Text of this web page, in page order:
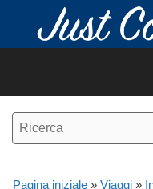
contenuto
Pagina iniziale » Viaggi »